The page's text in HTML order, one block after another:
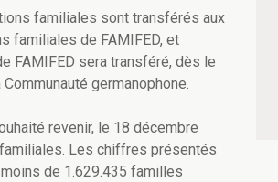
familiales sont transférés aux
familiales de FAMIFED, et
FAMIFED sera transféré, dès le
germanophone.
revenir, le 18 décembre
Les chiffres présentés
de 1.629.435 familles